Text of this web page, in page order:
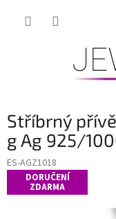
Stříbrný
g Ag 925/
ES-AGZ1018
DORUČENÍ
ZDARMA